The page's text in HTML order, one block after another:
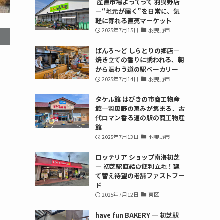
—“地元が届く”を日常に、気
軽に寄れる直売マーケット
2025年7月15日 羽曳野市
ぱんろ〜ど しらとりの郷店—
焼き立ての香りに誘われる、朝
から賑わう道の駅ベーカリー
2025年7月14日 羽曳野市
タケル館 はびきの市商工物産
館—羽曳野の恵みが集まる、古
代ロマン香る道の駅の商工物産
館
2025年7月13日 羽曳野市
ロッテリア ショップ南海初芝
— 初芝駅直結の便利立地！建
て替え待望の老舗ファストフー
ド
2025年7月12日 東区
have fun BAKERY — 初芝駅